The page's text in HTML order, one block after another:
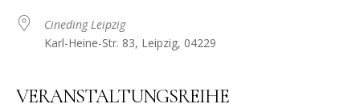
Cineding Leipzig
Karl-Heine-Str. 83, Leipzig, 04229
VERANSTALTUNGSREIHE